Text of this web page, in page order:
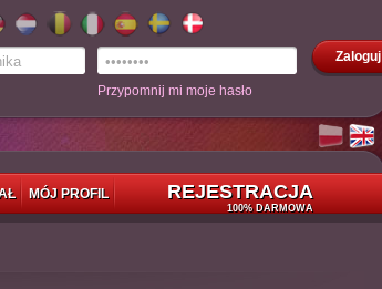
Zaloguj
Przypomnij mi moje hasło
MÓJ PROFIL REJESTRACJA
100% DARMOWA